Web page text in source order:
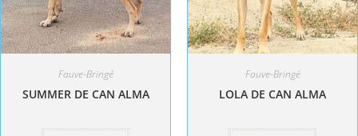
Fauve-Bringé
SUMMER DE CAN ALMA
Fauve-Bringé
LOLA DE CAN ALMA